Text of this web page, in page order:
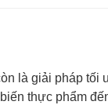
là giải pháp tối
thực phẩm